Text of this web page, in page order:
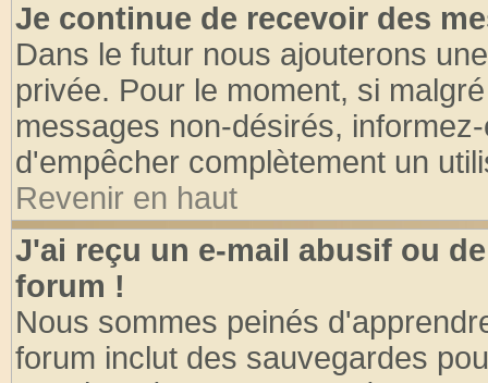
Je continue de recevoir des
Dans le futur nous ajouterons
privée. Pour le moment, si
messages non-désirés,
d'empêcher complètement un
Revenir en haut
J'ai reçu un e-mail abusif ou
forum !
Nous sommes peinés
forum inclut des sauvegardes